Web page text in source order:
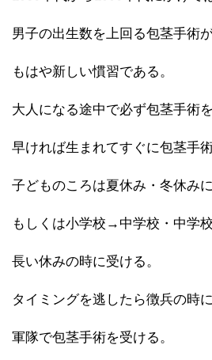
男子の出生数を上回る包茎手術が
もはや新しい慣習である。
大人になる途中で必ず包茎手術を
早ければ生まれてすぐに包茎手術
子どものころは夏休み・冬休みに
もしくは小学校→中学校・中学
長い休みの時に受ける。
タイミングを逃したら徴兵の時に
軍隊で包茎手術を受ける。